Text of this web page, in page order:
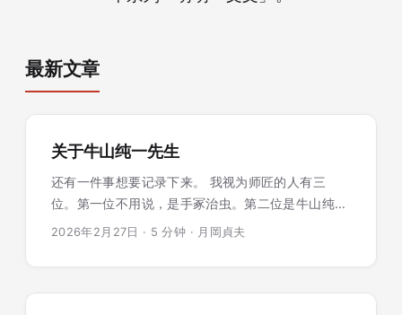
最新文章
关于牛山纯一先生
还有一件事想要记录下来。 我视为师匠的人有三
位。第一位不用说，是手冢治虫。第二位是牛山纯
一。第三位是桥本忍。 关于桥本先生，我在这个博
于"Computopia"的文章中，也稍微提到了制片人牛
2026年2月27日 · 5 分钟 · 月岡貞夫